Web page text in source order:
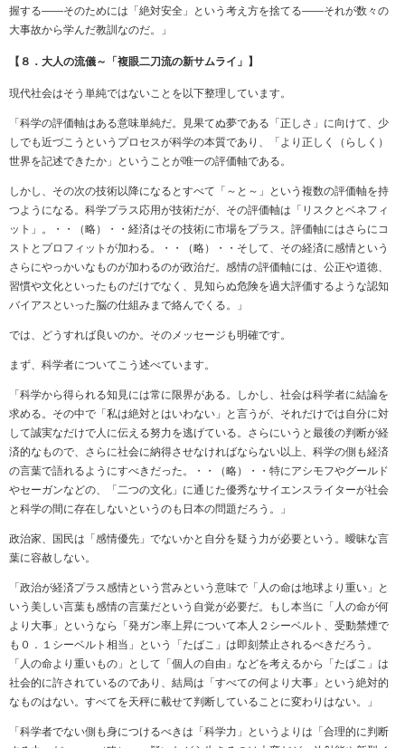
握する――そのためには「絶対安全」という考え方を捨てる――それが数々の
大事故から学んだ教訓なのだ。」
【８．大人の流儀～「複眼二刀流の新サムライ」】
現代社会はそう単純ではないことを以下整理しています。
「科学の評価軸はある意味単純だ。見果てぬ夢である「正しさ」に向けて、少
しでも近づこうというプロセスが科学の本質であり、「より正しく（らしく）
世界を記述できたか」ということが唯一の評価軸である。
しかし、その次の技術以降になるとすべて「～と～」という複数の評価軸を持
つようになる。科学プラス応用が技術だが、その評価軸は「リスクとベネフィ
ット」。・・（略）・・経済はその技術に市場をプラス。評価軸にはさらにコ
ストとプロフィットが加わる。・・（略）・・そして、その経済に感情という
さらにやっかいなものが加わるのが政治だ。感情の評価軸には、公正や道徳、
習慣や文化といったものだけでなく、見知らぬ危険を過大評価するような認知
バイアスといった脳の仕組みまで絡んでくる。」
では、どうすれば良いのか。そのメッセージも明確です。
まず、科学者についてこう述べています。
「科学から得られる知見には常に限界がある。しかし、社会は科学者に結論を
求める。その中で「私は絶対とはいわない」と言うが、それだけでは自分に対
して誠実なだけで人に伝える努力を逃げている。さらにいうと最後の判断が経
済的なもので、さらに社会に納得させなければならない以上、科学の側も経済
の言葉で語れるようにすべきだった。・・（略）・・特にアシモフやグールド
やセーガンなどの、「二つの文化」に通じた優秀なサイエンスライターが社会
と科学の間に存在しないというのも日本の問題だろう。」
政治家、国民は「感情優先」でないかと自分を疑う力が必要という。曖昧な言
葉に容赦しない。
「政治が経済プラス感情という営みという意味で「人の命は地球より重い」と
いう美しい言葉も感情の言葉だという自覚が必要だ。もし本当に「人の命が何
より大事」というなら「発ガン率上昇について本人２シーベルト、受動禁煙で
も０．１シーベルト相当」という「たばこ」は即刻禁止されるべきだろう。
「人の命より重いもの」として「個人の自由」などを考えるから「たばこ」は
社会的に許されているのであり、結局は「すべての何より大事」という絶対的
なものはない。すべてを天秤に載せて判断していることに変わりはない。」
「科学者でない側も身につけるべきは「科学力」というよりは「合理的に判断